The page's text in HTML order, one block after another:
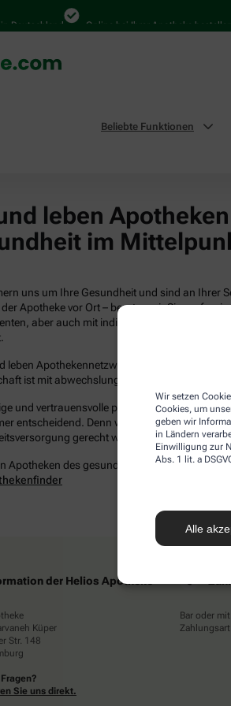
Wir setzen
Cookies, um
geben wir
in Ländern
Einwilligung zur
Abs. 1 lit. a
Alle
Deutschland Online bei Ihrer Apotheke bestellen
Beliebte Funktionen
leben
im
uns um Ihre Gesundheit und sind an Ihrer
der Apotheke vor Ort – beraten wir Sie
aber auch mit individuellen
leben Apothekennetzwerk befinden sich
ist mit abwechslungsreichen Angeboten
und vertrauensvolle persönliche
entscheidend. Denn wir möchten Ihrem
gerecht werden – damit Sie
Apotheken des gesund leben Netzwerkes in
der Helios Apotheke
Küper
Str. 148
Sie uns direkt.
Bar oder